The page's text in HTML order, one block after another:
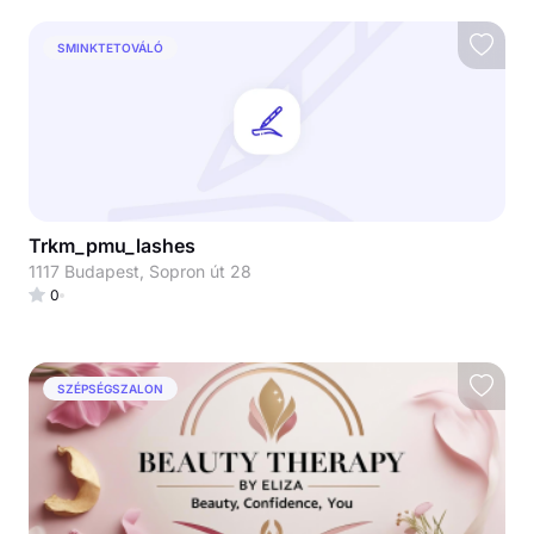
SMINKTETOVÁLÓ
Trkm_pmu_lashes
1117 Budapest, Sopron út 28
0
SZÉPSÉGSZALON